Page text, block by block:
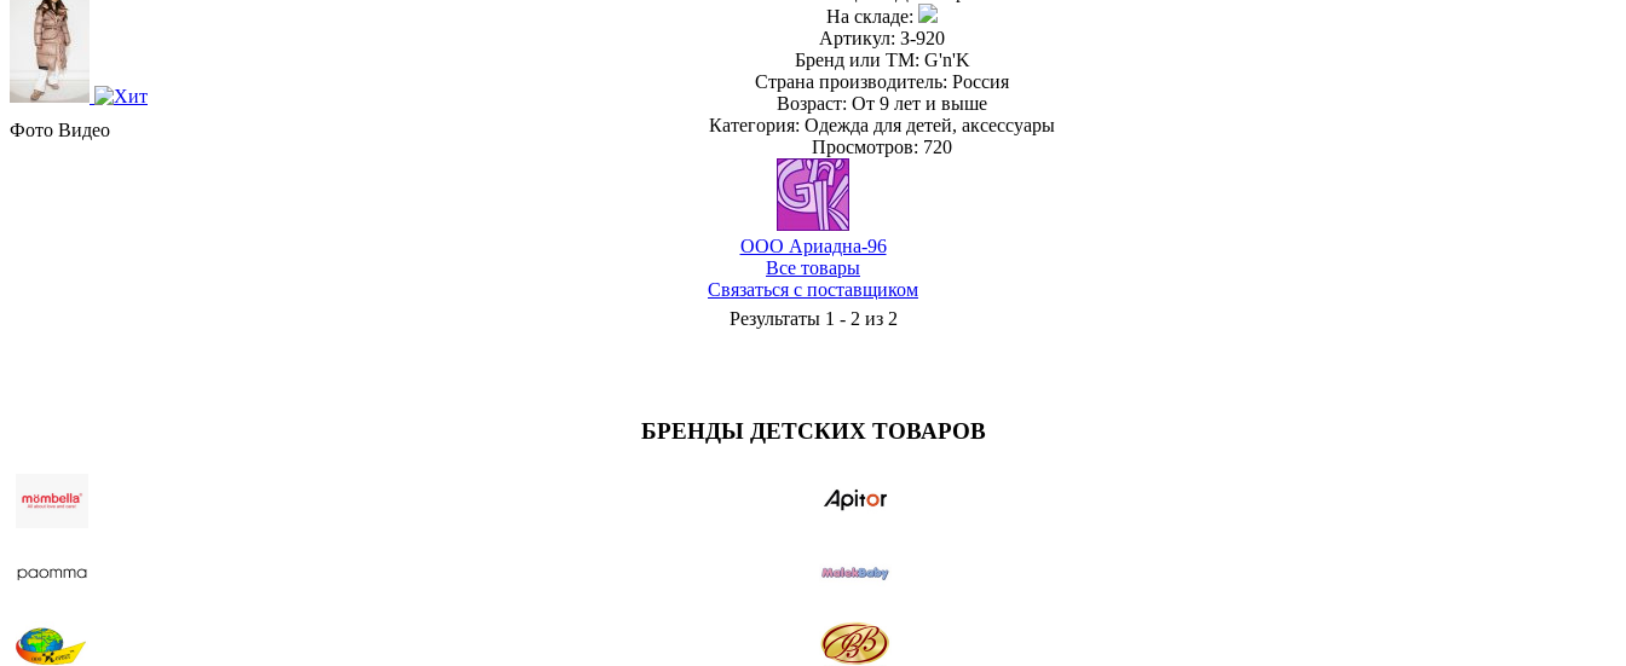
Фото Видео
На складе:
Артикул: З-920
Бренд или ТМ: G'n'K
Страна производитель: Россия
Возраст: От 9 лет и выше
Категория: Одежда для детей, аксессуары
Просмотров: 720
ООО Ариадна-96
Все товары
Связаться с поставщиком
Результаты 1 - 2 из 2
БРЕНДЫ ДЕТСКИХ ТОВАРОВ